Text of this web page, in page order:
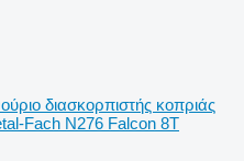
διασκορπιστής κοπριάς
Fach N276 Falcon 8T